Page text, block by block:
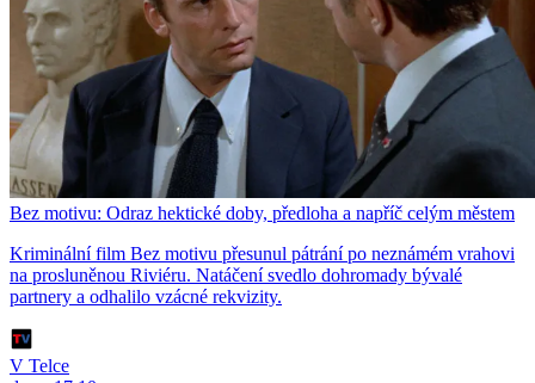
Bez motivu: Odraz hektické doby, předloha a napříč celým městem
Kriminální film Bez motivu přesunul pátrání po neznámém vrahovi
na prosluněnou Riviéru. Natáčení svedlo dohromady bývalé
partnery a odhalilo vzácné rekvizity.
V Telce